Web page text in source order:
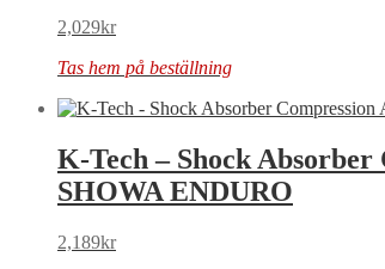
2,029kr
Tas hem på beställning
K-Tech – Shock
SHOWA ENDURO
2,189kr